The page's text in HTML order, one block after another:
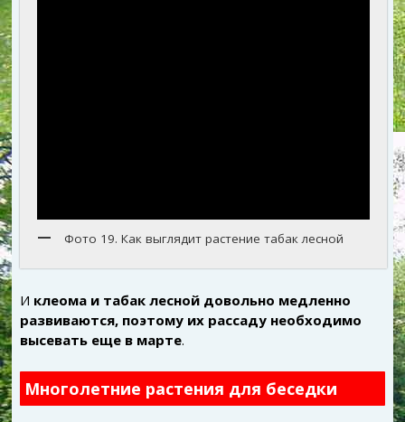
Фото 19. Как выглядит растение табак лесной
И клеома и табак лесной довольно медленно
развиваются, поэтому их рассаду необходимо
высевать еще в марте.
Многолетние растения для беседки